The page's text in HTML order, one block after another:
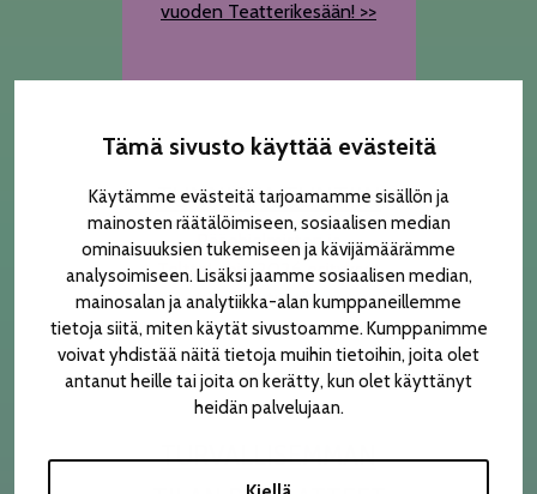
Tämä sivusto käyttää evästeitä
Käytämme evästeitä tarjoamamme sisällön ja
mainosten räätälöimiseen, sosiaalisen median
ominaisuuksien tukemiseen ja kävijämäärämme
analysoimiseen. Lisäksi jaamme sosiaalisen median,
mainosalan ja analytiikka-alan kumppaneillemme
tietoja siitä, miten käytät sivustoamme. Kumppanimme
voivat yhdistää näitä tietoja muihin tietoihin, joita olet
antanut heille tai joita on kerätty, kun olet käyttänyt
heidän palvelujaan.
vuoden Teatterikesään! >>
TUNNISTA TUNTIIN
Pääohjelmiston ja
TelttaLabin 2026 esitykset
tunnista tuntiin >>
TURVALLISEMMAN